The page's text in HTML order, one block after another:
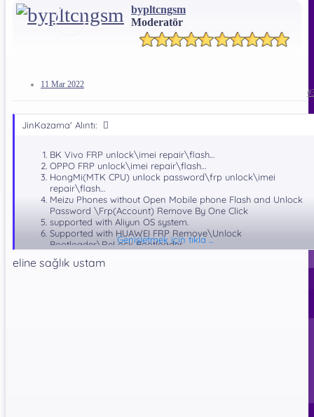
bypltcngsm
Moderatör
11 Mar 2022
JinKazama' Alıntı:
BK Vivo FRP unlock\imei repair\flash…
OPPO FRP unlock\imei repair\flash…
HongMi(MTK CPU) unlock password\frp unlock\imei
repair\flash…
Meizu Phones without Open Mobile phone Flash and Unlock
Password \Frp(Account) Remove By One Click
supported with Aliyun OS system.
Supported with HUAWEI FRP Remove\Unlock
Bootloader\ReLock Bootloader
remove(connect the internet without lock again)
Genişletmek için tıkla ...
eline sağlık ustam